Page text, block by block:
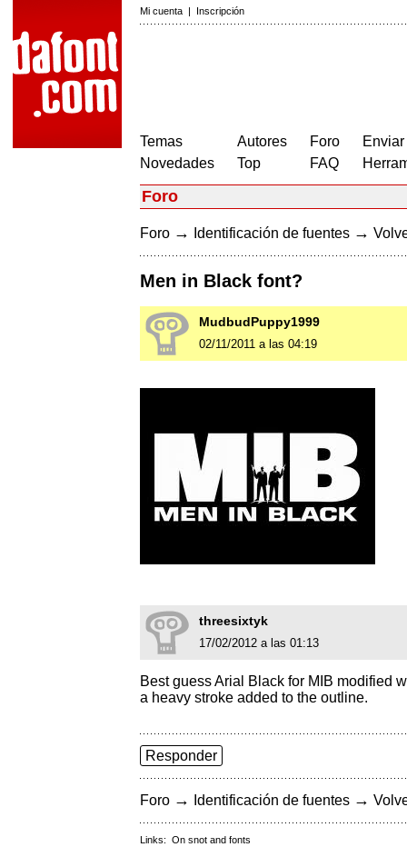
Mi cuenta | Inscripción
Temas
Novedades
Autores
Top
Foro
FAQ
Foro
Foro → Identificación de fuentes →
Men in Black font?
MudbudPuppy1999
02/11/2011 a las 04:19
threesixtyk
17/02/2012 a las 01:13
Best guess Arial Black for MIB modified
a heavy stroke added to the outline.
Responder
Foro → Identificación de fuentes →
Links: On snot and fonts